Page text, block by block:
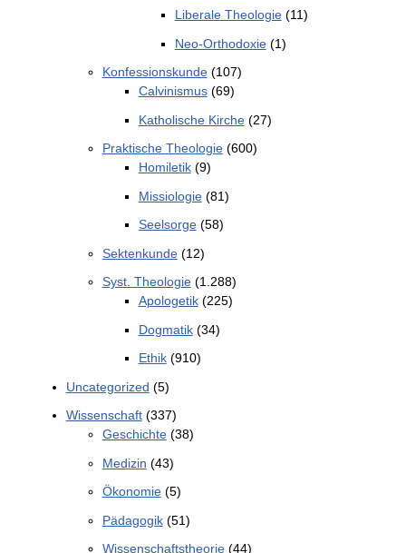
Liberale Theologie(11)
Neo-Orthodoxie(1)
Konfessionskunde(107)
Calvinismus(69)
Katholische Kirche(27)
Praktische Theologie(600)
Homiletik(9)
Missiologie(81)
Seelsorge(58)
Sektenkunde(12)
Syst. Theologie(1.288)
Apologetik(225)
Dogmatik(34)
Ethik(910)
Uncategorized (5)
Wissenschaft(337)
Geschichte(38)
Medizin (43)
Ökonomie(5)
Pädagogik(51)
Wissenschaftstheorie(44)